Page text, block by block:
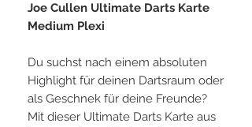
Joe Cullen Ultimate Darts Karte
Medium Plexi
Du suchst nach einem absoluten
Highlight für deinen Dartsraum oder
als Geschnek für deine Freunde?
Mit dieser Ultimate Darts Karte aus